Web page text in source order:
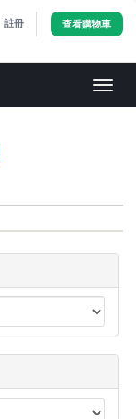
註冊 查看購物車
切
換